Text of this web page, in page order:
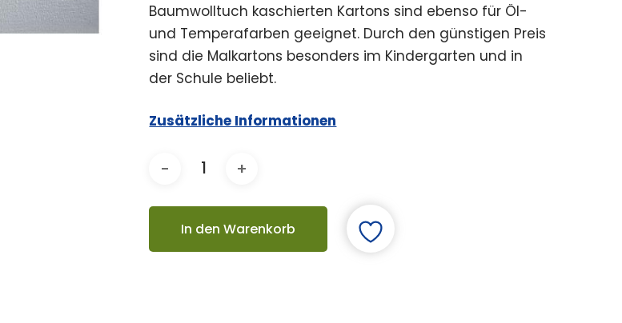
Baumwolltuch kaschierten Kartons sind ebenso für Öl-
und Temperafarben geeignet. Durch den günstigen Preis
sind die Malkartons besonders im Kindergarten und in
der Schule beliebt.
Zusätzliche Informationen
In den Warenkorb